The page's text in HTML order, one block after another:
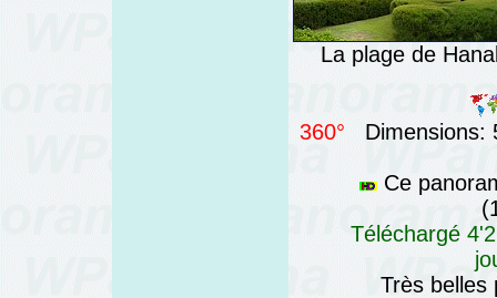
La plage de
360° Dimensions:
Ce
Téléchargé
Très belles